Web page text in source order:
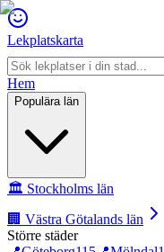
Lekplatskarta
Hem
Populära län
🏛️ Stockholms län
🏢 Västra Götalands län
Större städer